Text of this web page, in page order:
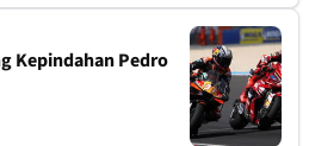
Kepindahan Pedro